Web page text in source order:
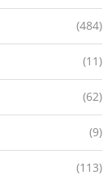
(484)
(11)
(62)
(9)
(113)